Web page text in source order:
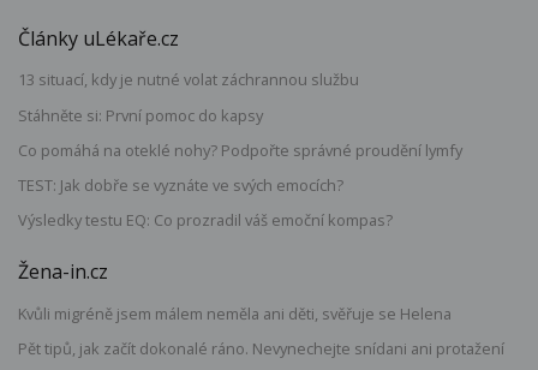
Články uLékaře.cz
13 situací, kdy je nutné volat záchrannou službu
Stáhněte si: První pomoc do kapsy
Co pomáhá na oteklé nohy? Podpořte správné proudění lymfy
TEST: Jak dobře se vyznáte ve svých emocích?
Výsledky testu EQ: Co prozradil váš emoční kompas?
Žena-in.cz
Kvůli migréně jsem málem neměla ani děti, svěřuje se Helena
Pět tipů, jak začít dokonalé ráno. Nevynechejte snídani ani protažení